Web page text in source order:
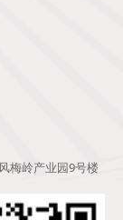
梅岭产业园9号楼